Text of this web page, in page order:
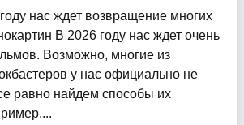
нас ждет возвращение многих
В 2026 году нас ждет очень
Возможно, многие из
у нас официально не
равно найдем способы их